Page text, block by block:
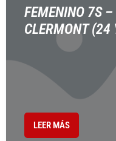
FEMENINO 7S –
CLERMONT
LEER MÁS